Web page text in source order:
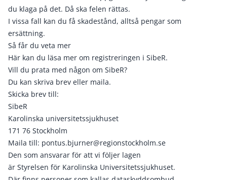
du klaga på det. Då ska felen rättas.
I vissa fall kan du få skadestånd, alltså pengar som
ersättning.
Så får du veta mer
Här kan du läsa mer om registreringen i SibeR.
Vill du prata med någon om SibeR?
Du kan skriva brev eller maila.
Skicka brev till:
SibeR
Karolinska universitetssjukhuset
171 76 Stockholm
Maila till: pontus.bjurner@regionstockholm.se
Den som ansvarar för att vi följer lagen
är Styrelsen för Karolinska Universitetssjukhuset.